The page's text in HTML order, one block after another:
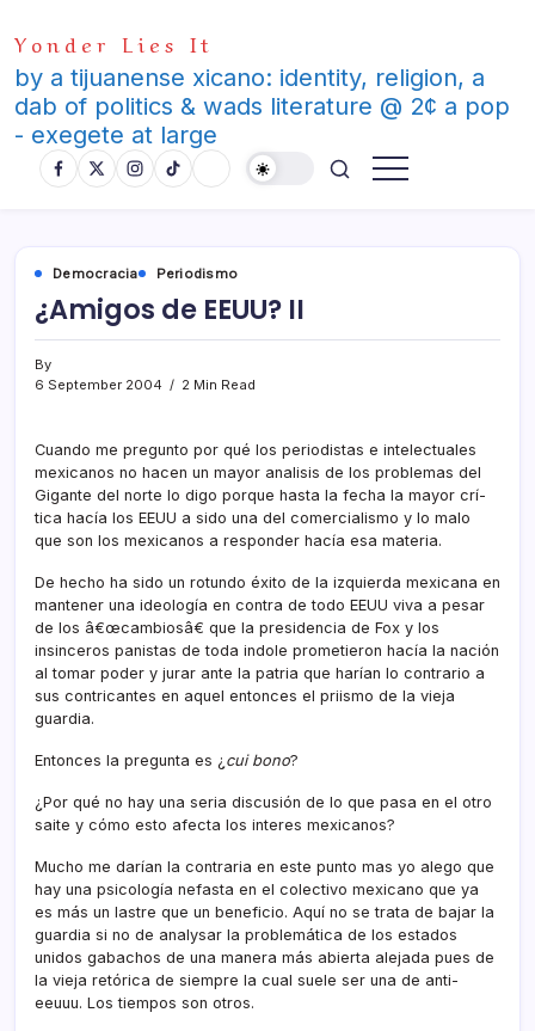
to
content
Yonder Lies It
by a tijuanense xicano: identity, religion, a
dab of politics & wads literature @ 2¢ a pop
- exegete at large
Democracia Periodismo
¿Amigos de EEUU? II
By
6 September 2004
2 Min Read
Cuando me pregunto por qué los periodistas e intelectuales
mexicanos no hacen un mayor analisis de los problemas del
Gigante del norte lo digo porque hasta la fecha la mayor crí­
tica hací­a los EEUU a sido una del comercialismo y lo malo
que son los mexicanos a responder hací­a esa materia.
De hecho ha sido un rotundo éxito de la izquierda mexicana en
mantener una ideologí­a en contra de todo EEUU viva a pesar
de los â€œcambiosâ€ que la presidencia de Fox y los
insinceros panistas de toda indole prometieron hací­a la nación
al tomar poder y jurar ante la patria que harí­an lo contrario a
sus contricantes en aquel entonces el priismo de la vieja
guardia.
Entonces la pregunta es ¿ cui bono?
¿Por qué no hay una seria discusión de lo que pasa en el otro
saite y cómo esto afecta los interes mexicanos?
Mucho me darí­an la contraria en este punto mas yo alego que
hay una psicologí­a nefasta en el colectivo mexicano que ya
es más un lastre que un beneficio. Aquí­ no se trata de bajar la
guardia si no de analysar la problemática de los estados
unidos gabachos de una manera más abierta alejada pues de
la vieja retórica de siempre la cual suele ser una de anti-
eeuuu. Los tiempos son otros.